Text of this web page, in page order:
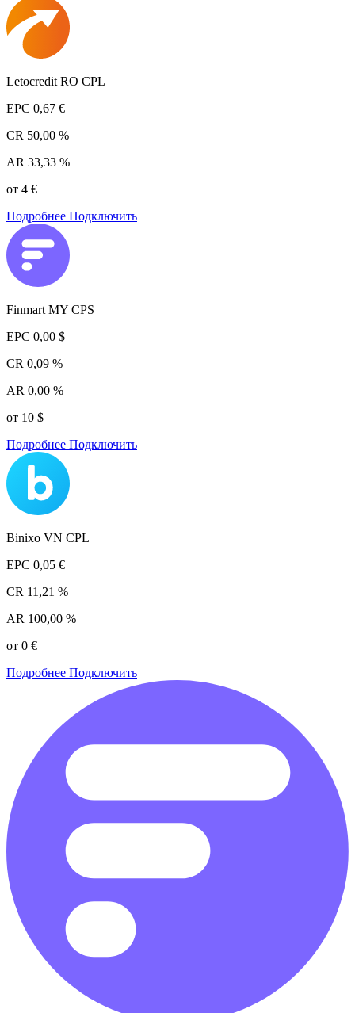
Letocredit RO CPL
EPC 0,67 €
CR 50,00 %
AR 33,33 %
от 4 €
Подробнее Подключить
Finmart MY CPS
EPC 0,00 $
CR 0,09 %
AR 0,00 %
от 10 $
Подробнее Подключить
Binixo VN CPL
EPC 0,05 €
CR 11,21 %
AR 100,00 %
от 0 €
Подробнее Подключить